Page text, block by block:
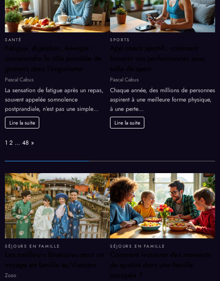
SANTÉ
Fatigue, digestion, énergie :
comprendre le rôle possible de
gummiz dans l’organisme
Pascal Cabus
La sensation de fatigue après un repas,
souvent appelée somnolence
postprandiale, n’est pas une simple…
Lire la suite
SPORTS
App coach sportif : comment
booster vos performances sans
salle de sport
Pascal Cabus
Chaque année, des millions de personnes
aspirent à une meilleure forme physique,
à une perte…
Lire la suite
Page:
1 2 … 48 Next
»
SÉJOURS EN FAMILLE
Les meilleurs itinéraires pour un
voyage en famille au Vietnam
Zozo
SÉJOURS EN FAMILLE
Comment instaurer des moments
de qualité dans une famille
occupée ?